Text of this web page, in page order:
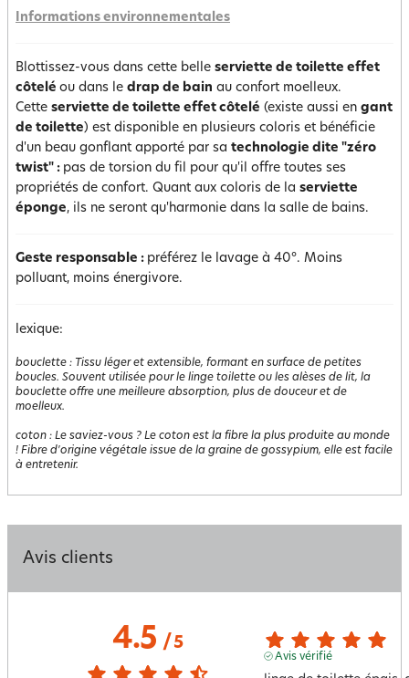
Informations environnementales
Blottissez-vous dans cette belle serviette de toilette effet
côtelé ou dans le drap de bain au confort moelleux.
Cette serviette de toilette effet côtelé (existe aussi en gant
de toilette) est disponible en plusieurs coloris et bénéficie
d'un beau gonflant apporté par sa technologie dite "zéro
twist" : pas de torsion du fil pour qu'il offre toutes ses
propriétés de confort. Quant aux coloris de la serviette
éponge, ils ne seront qu'harmonie dans la salle de bains.
Geste responsable : préférez le lavage à 40°. Moins
polluant, moins énergivore.
lexique:
bouclette : Tissu léger et extensible, formant en surface de petites
boucles. Souvent utilisée pour le linge toilette ou les alèses de lit, la
bouclette offre une meilleure absorption, plus de douceur et de
moelleux.
coton : Le saviez-vous ? Le coton est la fibre la plus produite au monde
! Fibre d'origine végétale issue de la graine de gossypium, elle est facile
à entretenir.
Avis clients
4.5/ 5
Avis vérifié